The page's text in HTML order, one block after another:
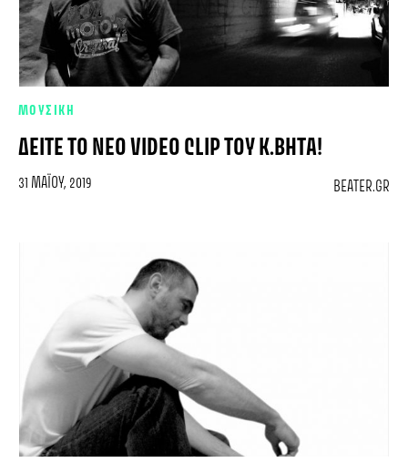
ΜΟΥΣΙΚΗ
ΔΕΊΤΕ ΤΟ ΝΈΟ VIDEO CLIP ΤΟΥ Κ.ΒΉΤΑ!
31 ΜΑΪ́ΟΥ, 2019 BEATER.GR